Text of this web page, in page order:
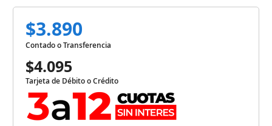
$3.890
Contado o Transferencia
$4.095
Tarjeta de Débito o Crédito